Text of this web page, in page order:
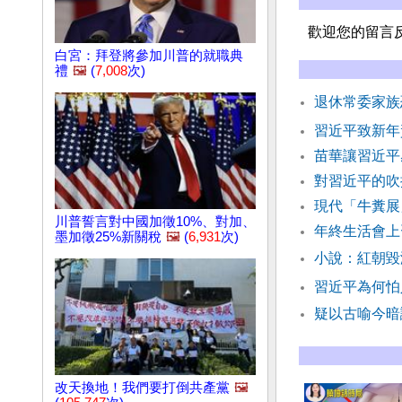
白宮：拜登將參加川普的就職典
禮 🖼️ (7,008次)
川普誓言對中國加徵10%、對加、
墨加徵25%新關稅 🖼️ (6,931次)
改天換地！我們要打倒共產黨 🖼️
歡迎您的留言
退休常委家
習近平致新
苗華讓習近
對習近平的
現代「牛糞
年終生活會
小說：紅朝
習近平為何
疑以古喻今